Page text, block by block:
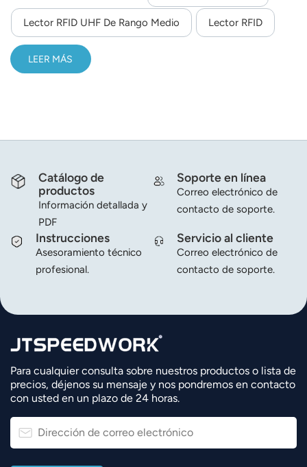
Lector RFID UHF De Rango Medio Lector RFID
LEER MÁS
Catálogo de
productos
Información detallada y
PDF
Soporte en línea
Correo electrónico de
contacto de soporte.
Instrucciones
Asesoramiento técnico
profesional.
Servicio al cliente
Correo electrónico de
contacto de soporte.
Para cualquier consulta sobre nuestros productos o lista de
precios, déjenos su mensaje y nos pondremos en contacto
con usted en un plazo de 24 horas.